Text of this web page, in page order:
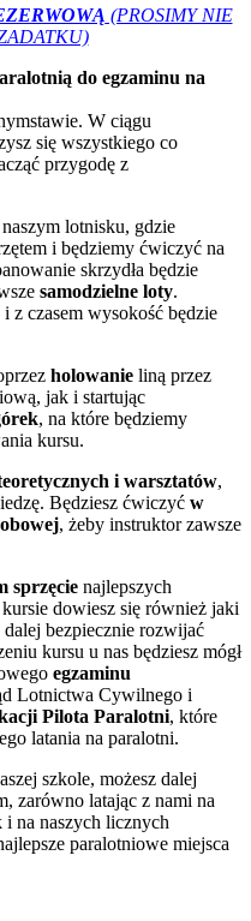
(PROSIMY NIE
do egzaminu na
W ciągu
się wszystkiego co
przygodę z
lotnisku, gdzie
i będziemy ćwiczyć na
skrzydła będzie
samodzielne loty.
z czasem wysokość będzie
holowanie liną przez
jak i startując
, na które będziemy
kursu.
i warsztatów,
Będziesz ćwiczyć w
, żeby instruktor zawsze
sprzęcie najlepszych
dowiesz się również jaki
bezpiecznie rozwijać
kursu u nas będziesz mógł
egzaminu
Lotnictwa Cywilnego i
Pilota Paralotni, które
latania na paralotni.
szkole, możesz dalej
zarówno latając z nami na
na naszych licznych
paralotniowe miejsca